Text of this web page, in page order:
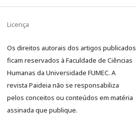
Licença
Os direitos autorais dos artigos publicados
ficam reservados à Faculdade de Ciências
Humanas da Universidade FUMEC. A
revista Paideia não se responsabiliza
pelos conceitos ou conteúdos em matéria
assinada que publique.